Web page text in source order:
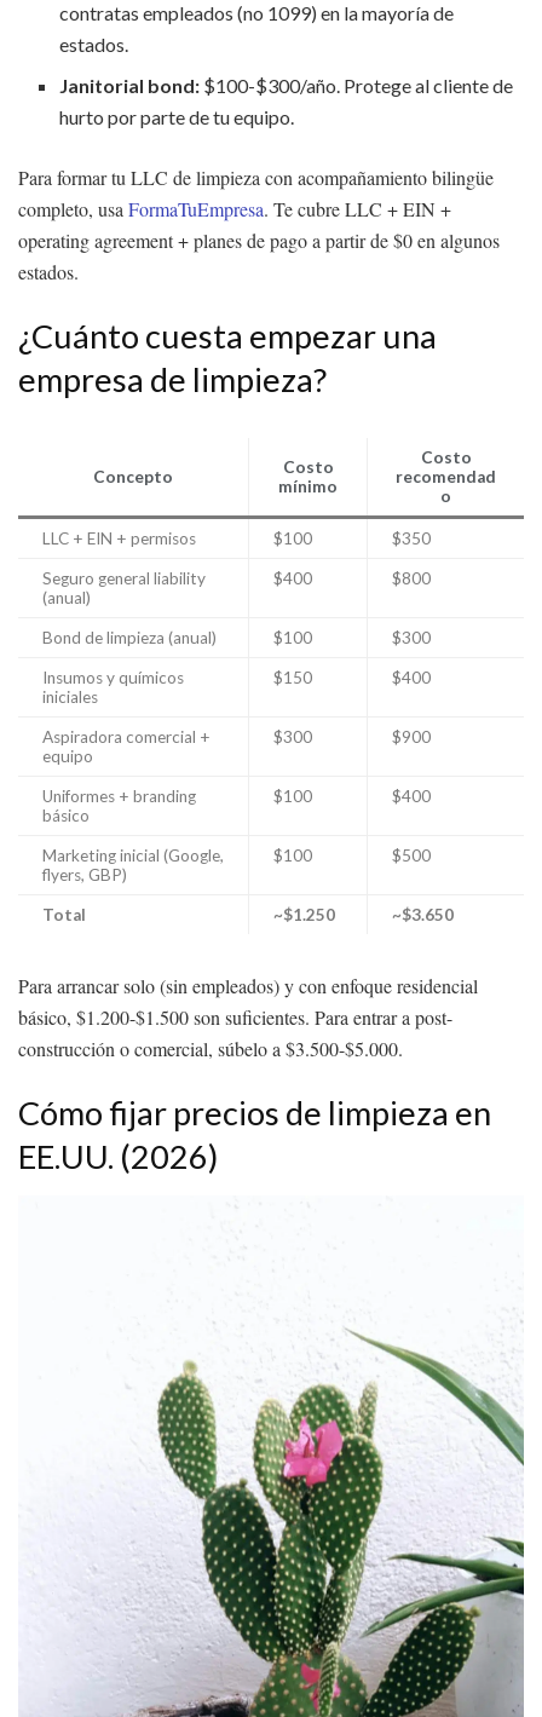
contratas empleados (no 1099) en la mayoría de
estados.
Janitorial bond: $100-$300/año. Protege al cliente de
hurto por parte de tu equipo.
Para formar tu LLC de limpieza con acompañamiento bilingüe
completo, usa FormaTuEmpresa. Te cubre LLC + EIN +
operating agreement + planes de pago a partir de $0 en algunos
estados.
¿Cuánto cuesta empezar una
empresa de limpieza?
Concepto
Costo
mínimo
Costo
recomendad
o
LLC + EIN + permisos $100 $350
Seguro general liability
(anual)
$400 $800
Bond de limpieza (anual) $100 $300
Insumos y químicos
iniciales
$150 $400
Aspiradora comercial +
equipo
$300 $900
Uniformes + branding
básico
$100 $400
Marketing inicial (Google,
flyers, GBP)
$100 $500
Total ~$1.250 ~$3.650
Para arrancar solo (sin empleados) y con enfoque residencial
básico, $1.200-$1.500 son suficientes. Para entrar a post-
construcción o comercial, súbelo a $3.500-$5.000.
Cómo fijar precios de limpieza en
EE.UU. (2026)